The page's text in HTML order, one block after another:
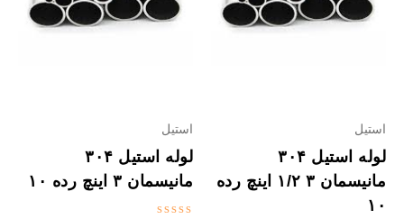
استیل
لوله استیل ۳۰۴
مانیسمان ۳ ۱/۲ اینچ رده
۱۰
استیل
لوله استیل ۳۰۴
مانیسمان ۳ اینچ رده ۱۰